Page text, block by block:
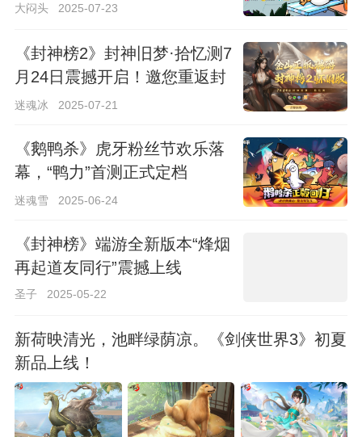
大闷头 2025-07-23
《封神榜2》封神旧梦·拾忆测7
月24日震撼开启！邀您重返封
2，重拾回忆！
迷魂冰 2025-07-21
《鹅鸭杀》虎牙粉丝节欢乐落
幕，“鸭力”首测正式定档
6.26！
迷魂雪 2025-06-24
《封神榜》端游全新版本“烽烟
再起道友同行”震撼上线
圣子 2025-05-22
新荷映清光，池畔绿荫凉。《剑侠世界3》初夏
新品上线！